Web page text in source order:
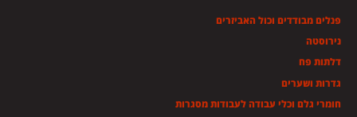
פנלים מבודדים וכול האביזרים
נירוסטה
דלתות פח
גדרות ושערים
חומרי גלם וכלי עבודה לעבודות מסגרות